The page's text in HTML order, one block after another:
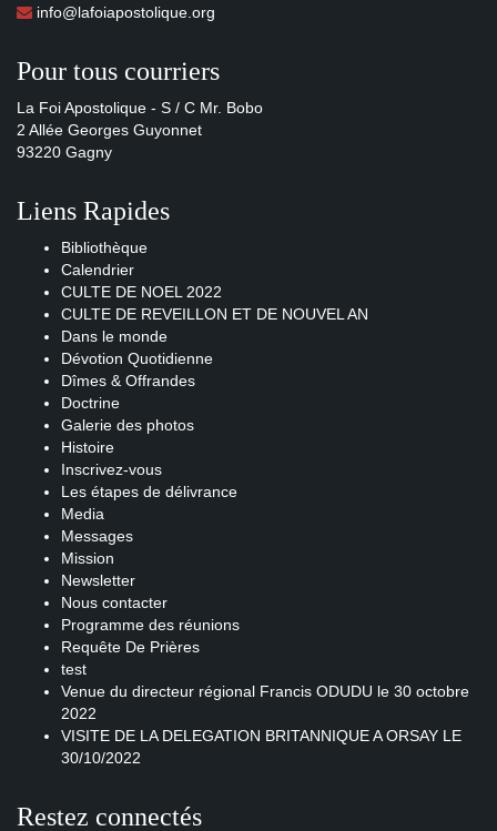
info@lafoiapostolique.org
Pour tous courriers
La Foi Apostolique - S / C Mr. Bobo
2 Allée Georges Guyonnet
93220 Gagny
Liens Rapides
Bibliothèque
Calendrier
CULTE DE NOEL 2022
CULTE DE REVEILLON ET DE NOUVEL AN
Dans le monde
Dévotion Quotidienne
Dîmes & Offrandes
Doctrine
Galerie des photos
Histoire
Inscrivez-vous
Les étapes de délivrance
Media
Messages
Mission
Newsletter
Nous contacter
Programme des réunions
Requête De Prières
test
Venue du directeur régional Francis ODUDU le 30 octobre
2022
VISITE DE LA DELEGATION BRITANNIQUE A ORSAY LE
30/10/2022
Restez connectés